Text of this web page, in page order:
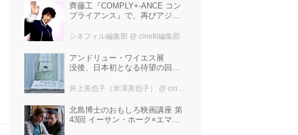
齊藤工『COMPLY+-ANCE コン
プライアンス』で、再びアジア
際映画祭"インターナショナル・
シネフィル編集部 @ cinefil編集部
アンドリュー・ワイエス展
没後、日本初となる待望の回顧
は？ 独自の精神世界を描く 豊
23日まで開催！
井上美也子（米澤美也子） @ cinefil編集部
北島博士のおもしろ映画講座 第
43回 イーサン・ホーク×エマ・